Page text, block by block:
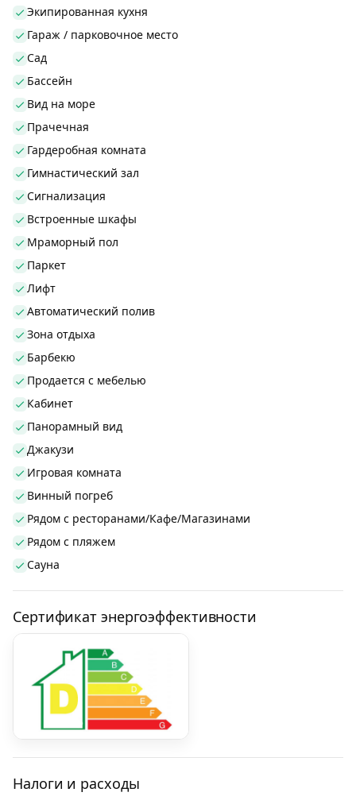
Экипированная кухня
Гараж / парковочное место
Сад
Бассейн
Вид на море
Прачечная
Гардеробная комната
Гимнастический зал
Сигнализация
Встроенные шкафы
Мраморный пол
Паркет
Лифт
Автоматический полив
Зона отдыха
Барбекю
Продается с мебелью
Кабинет
Панорамный вид
Джакузи
Игровая комната
Винный погреб
Рядом с ресторанами/Кафе/Магазинами
Рядом с пляжем
Сауна
Сертификат энергоэффективности
Налоги и расходы